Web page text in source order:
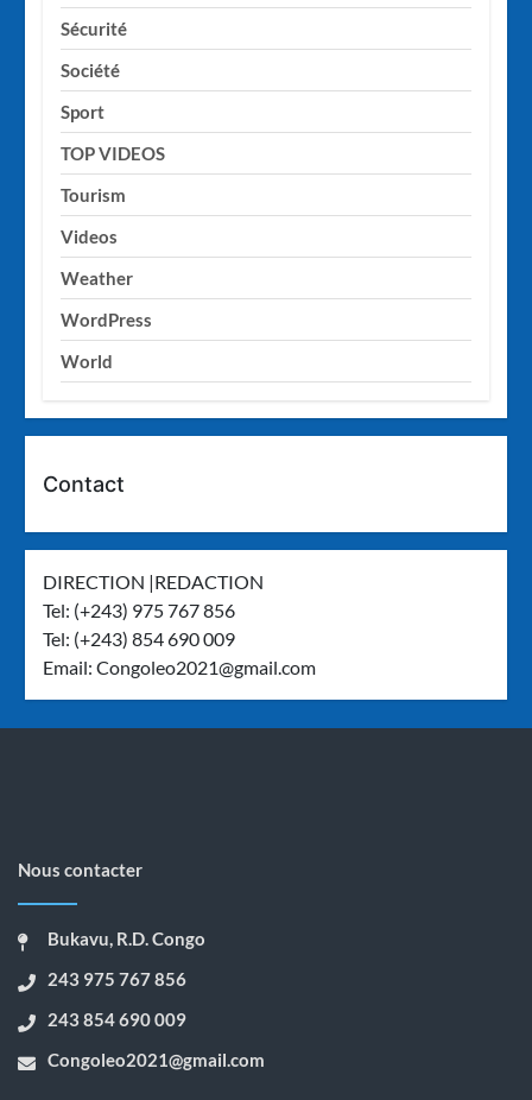
Sécurité
Société
Sport
TOP VIDEOS
Tourism
Videos
Weather
WordPress
World
Contact
DIRECTION |REDACTION
Tel: (+243) 975 767 856
Tel: (+243) 854 690 009
Email:Congoleo2021@gmail.com
Nous contacter
Bukavu, R.D. Congo
243 975 767 856
243 854 690 009
Congoleo2021@gmail.com